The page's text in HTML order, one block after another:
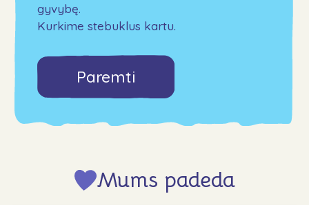
gyvybę.
Kurkime stebuklus kartu.
Paremti
Mums padeda